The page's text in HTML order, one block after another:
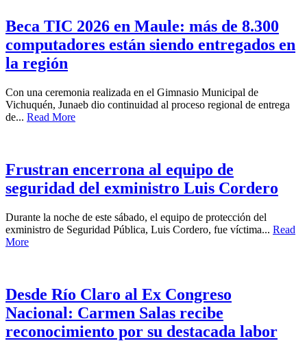
Beca TIC 2026 en Maule: más de 8.300
computadores están siendo entregados en
la región
Con una ceremonia realizada en el Gimnasio Municipal de
Vichuquén, Junaeb dio continuidad al proceso regional de entrega
de... Read More
Frustran encerrona al equipo de
seguridad del exministro Luis Cordero
Durante la noche de este sábado, el equipo de protección del
exministro de Seguridad Pública, Luis Cordero, fue víctima... Read
More
Desde Río Claro al Ex Congreso
Nacional: Carmen Salas recibe
reconocimiento por su destacada labor